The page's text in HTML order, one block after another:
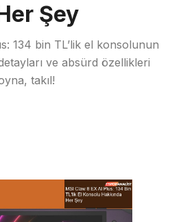
Şey
134 bin TL’lik el konsolunun
ve absürd özellikleri
takıl!